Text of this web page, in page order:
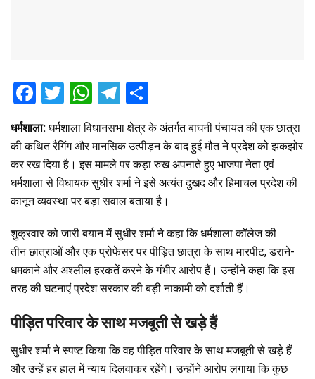
F
ce
b
o
o
k
T
wi
tt
er
W
at
s
A
p
p
T
el
e
gr
a
m
h
ar
e
धर्मशाला: धर्मशाला विधानसभा क्षेत्र के अंतर्गत बाघनी पंचायत की एक छात्रा
की कथित रैगिंग और मानसिक उत्पीड़न के बाद हुई मौत ने प्रदेश को झकझोर
कर रख दिया है। इस मामले पर कड़ा रुख अपनाते हुए भाजपा नेता एवं
धर्मशाला से विधायक सुधीर शर्मा ने इसे अत्यंत दुखद और हिमाचल प्रदेश की
कानून व्यवस्था पर बड़ा सवाल बताया है।
शुक्रवार को जारी बयान में सुधीर शर्मा ने कहा कि धर्मशाला कॉलेज की
तीन छात्राओं और एक प्रोफेसर पर पीड़ित छात्रा के साथ मारपीट, डराने-
धमकाने और अश्लील हरकतें करने के गंभीर आरोप हैं। उन्होंने कहा कि इस
तरह की घटनाएं प्रदेश सरकार की बड़ी नाकामी को दर्शाती हैं।
पीड़ित परिवार के साथ मजबूती से खड़े हैं
सुधीर शर्मा ने स्पष्ट किया कि वह पीड़ित परिवार के साथ मजबूती से खड़े हैं
और उन्हें हर हाल में न्याय दिलवाकर रहेंगे। उन्होंने आरोप लगाया कि कुछ